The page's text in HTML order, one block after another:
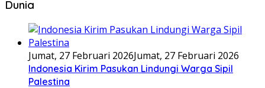
Dunia
Jumat, 27 Februari 2026Jumat, 27 Februari 2026
Indonesia Kirim Pasukan Lindungi Warga Sipil
Palestina